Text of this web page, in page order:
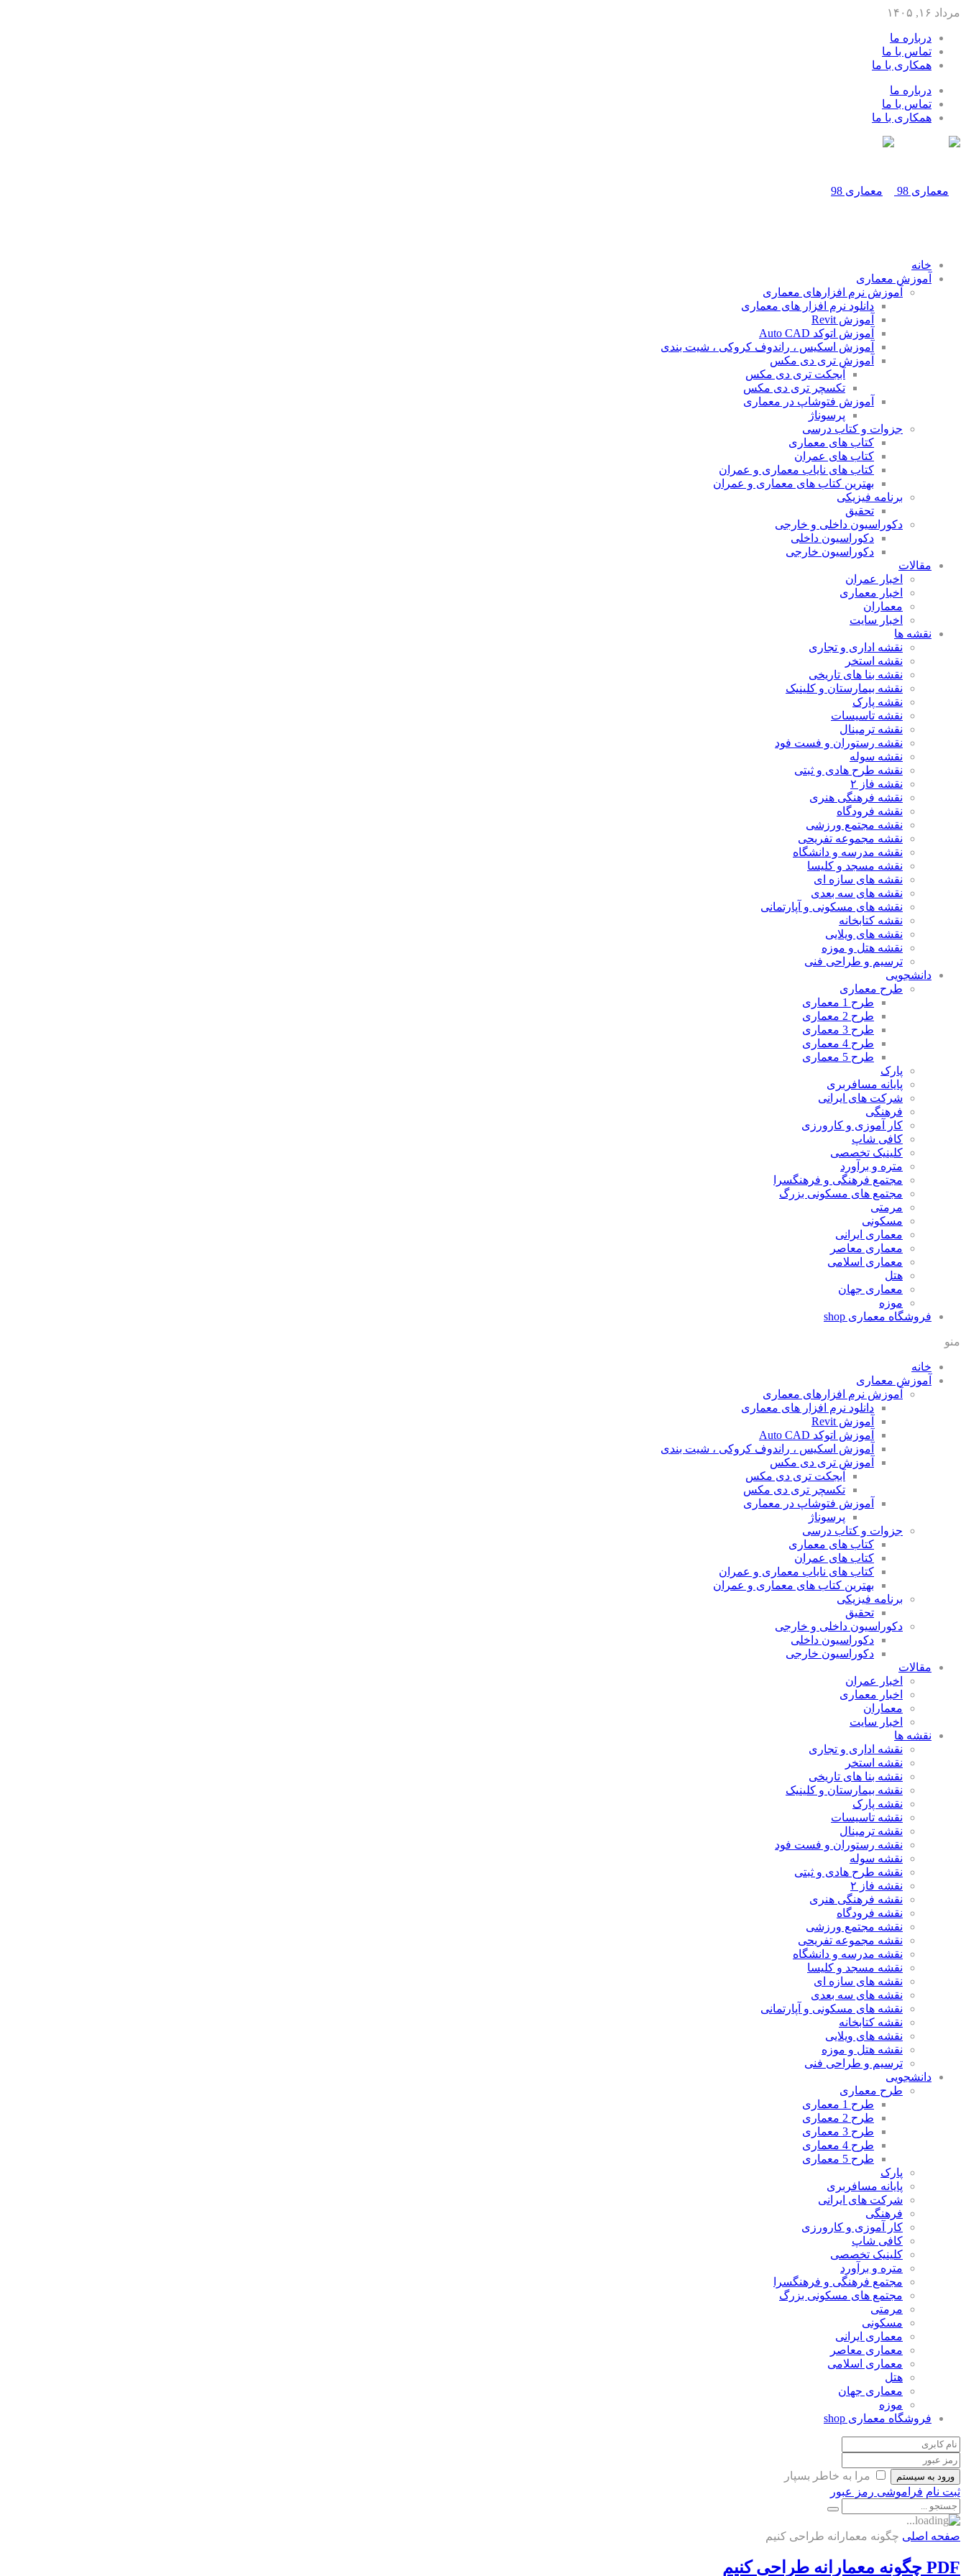
مرداد ۱۶, ۱۴۰۵
درباره ما
تماس با ما
همکاری با ما
درباره ما
تماس با ما
همکاری با ما
خانه
آموزش معماری
آموزش نرم افزارهای معماری
دانلود نرم افزار های معماری
آموزش Revit
آموزش اتوکد Auto CAD
آموزش اسکیس ، راندوف کروکی ، شیت بندی
آموزش تری دی مکس
آبجکت تری دی مکس
تکسچر تری دی مکس
آموزش فتوشاپ در معماری
پرسوناژ
جزوات و کتاب درسی
کتاب های معماری
کتاب های عمران
کتاب های نایاب معماری و عمران
بهترین کتاب های معماری و عمران
برنامه فیزیکی
تحقیق
دکوراسیون داخلی و خارجی
دکوراسیون داخلی
دکوراسیون خارجی
مقالات
اخبار عمران
اخبار معماری
معماران
اخبار سایت
نقشه ها
نقشه اداری و تجاری
نقشه استخر
نقشه بنا های تاریخی
نقشه بیمارستان و کلینیک
نقشه پارک
نقشه تاسیسات
نقشه ترمینال
نقشه رستوران و فست فود
نقشه سوله
نقشه طرح هادی و ثبتی
نقشه فاز ۲
نقشه فرهنگی هنری
نقشه فرودگاه
نقشه مجتمع ورزشی
نقشه مجموعه تفریحی
نقشه مدرسه و دانشگاه
نقشه مسجد و کلیسا
نقشه های سازه ای
نقشه های سه بعدی
نقشه های مسکونی و آپارتمانی
نقشه کتابخانه
نقشه های ویلایی
نقشه هتل و موزه
ترسیم و طراحی فنی
دانشجویی
طرح معماری
طرح 1 معماری
طرح 2 معماری
طرح 3 معماری
طرح 4 معماری
طرح 5 معماری
پارک
پایانه مسافربری
شرکت های ایرانی
فرهنگی
کار آموزی و کارورزی
کافی شاپ
کلینیک تخصصی
متره و برآورد
مجتمع فرهنگی و فرهنگسرا
مجتمع های مسکونی بزرگ
مرمتی
مسکونی
معماری ایرانی
معماری معاصر
معماری اسلامی
هتل
معماری جهان
موزه
فروشگاه معماری shop
منو
خانه
آموزش معماری
آموزش نرم افزارهای معماری
دانلود نرم افزار های معماری
آموزش Revit
آموزش اتوکد Auto CAD
آموزش اسکیس ، راندوف کروکی ، شیت بندی
آموزش تری دی مکس
آبجکت تری دی مکس
تکسچر تری دی مکس
آموزش فتوشاپ در معماری
پرسوناژ
جزوات و کتاب درسی
کتاب های معماری
کتاب های عمران
کتاب های نایاب معماری و عمران
بهترین کتاب های معماری و عمران
برنامه فیزیکی
تحقیق
دکوراسیون داخلی و خارجی
دکوراسیون داخلی
دکوراسیون خارجی
مقالات
اخبار عمران
اخبار معماری
معماران
اخبار سایت
نقشه ها
نقشه اداری و تجاری
نقشه استخر
نقشه بنا های تاریخی
نقشه بیمارستان و کلینیک
نقشه پارک
نقشه تاسیسات
نقشه ترمینال
نقشه رستوران و فست فود
نقشه سوله
نقشه طرح هادی و ثبتی
نقشه فاز ۲
نقشه فرهنگی هنری
نقشه فرودگاه
نقشه مجتمع ورزشی
نقشه مجموعه تفریحی
نقشه مدرسه و دانشگاه
نقشه مسجد و کلیسا
نقشه های سازه ای
نقشه های سه بعدی
نقشه های مسکونی و آپارتمانی
نقشه کتابخانه
نقشه های ویلایی
نقشه هتل و موزه
ترسیم و طراحی فنی
دانشجویی
طرح معماری
طرح 1 معماری
طرح 2 معماری
طرح 3 معماری
طرح 4 معماری
طرح 5 معماری
پارک
پایانه مسافربری
شرکت های ایرانی
فرهنگی
کار آموزی و کارورزی
کافی شاپ
کلینیک تخصصی
متره و برآورد
مجتمع فرهنگی و فرهنگسرا
مجتمع های مسکونی بزرگ
مرمتی
مسکونی
معماری ایرانی
معماری معاصر
معماری اسلامی
هتل
معماری جهان
موزه
فروشگاه معماری shop
ورود به سیستم
مرا به خاطر بسپار
ثبت نام فراموشی رمز عبور
صفحه اصلی چگونه معمارانه طراحی کنیم
PDF چگونه معمارانه طراحی کنیم